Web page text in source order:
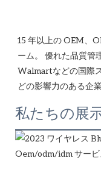
15 年以上の OEM、
ーム。 優れた品質管
Walmartなどの国際
私たちの展